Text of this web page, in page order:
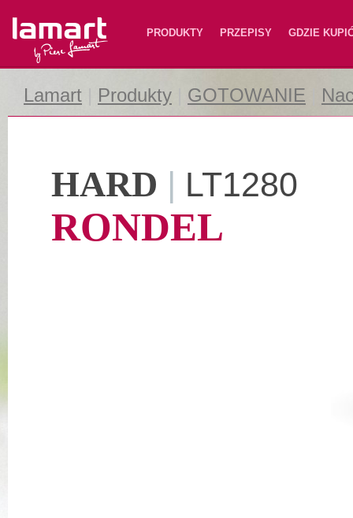
Lamart PRODUKTY PRZEPISY GDZIE
Lamart Produkty GOTOWANIE
HARD | LT1280
RONDEL